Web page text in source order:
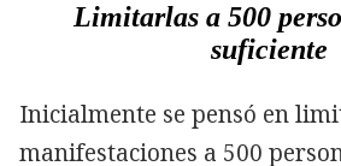
Limitarlas a 500
suficiente
Inicialmente se pensó en
manifestaciones a 500